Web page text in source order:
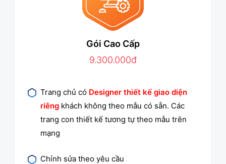
Gói Cao Cấp
9.300.000đ
Trang chủ có Designer thiết kế giao diện
riêng khách không theo mẫu có sẵn. Các
trang con thiết kế tương tự theo mẫu trên
mạng
Chỉnh sửa theo yêu cầu